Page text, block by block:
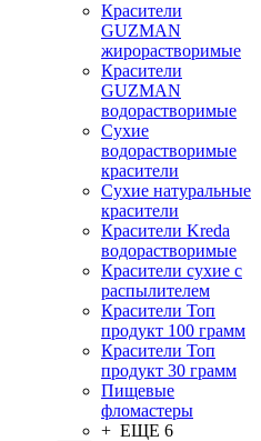
Красители
GUZMAN
жирорастворимые
Красители
GUZMAN
водорастворимые
Сухие
водорастворимые
красители
Сухие натуральные
красители
Красители Kreda
водорастворимые
Красители сухие с
распылителем
Красители Топ
продукт 100 грамм
Красители Топ
продукт 30 грамм
Пищевые
фломастеры
+ ЕЩЕ 6